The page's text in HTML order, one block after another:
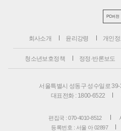
PC버전
회사소개 윤리강령 개인
청소년보호정책 정정·반론보도
서울특별시 성동구 성수일로
대표전화 : 1800-6522
편집국 : 070-4010-8512
등록번호 : 서울 아 02897